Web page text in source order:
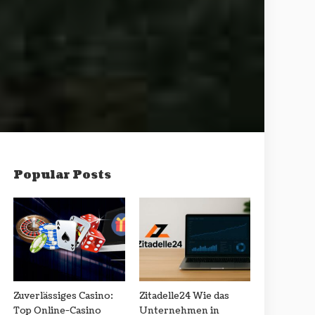
Popular Posts
Zuverlässiges Casino:
Top Online-Casino
Zitadelle24 Wie das
Unternehmen in